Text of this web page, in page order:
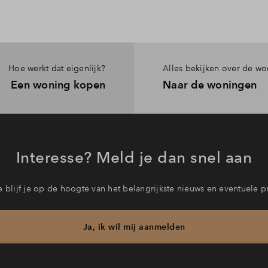
Hoe werkt dat eigenlijk?
Een woning kopen
Alles bekijken over de
Naar de woningen
Interesse? Meld je dan snel aan
blijf je op de hoogte van het belangrijkste nieuws en eventuele
Ja, ik wil mij aanmelden